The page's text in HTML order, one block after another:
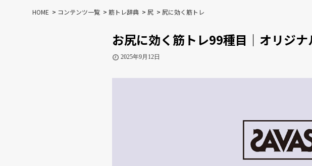
HOME コンテンツ一覧 筋トレ辞典 尻 尻に効く筋トレ
お尻に効く筋トレ99種目｜オリジ
2025年9月12日